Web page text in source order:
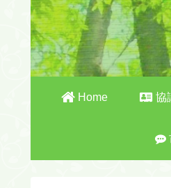
Home 協